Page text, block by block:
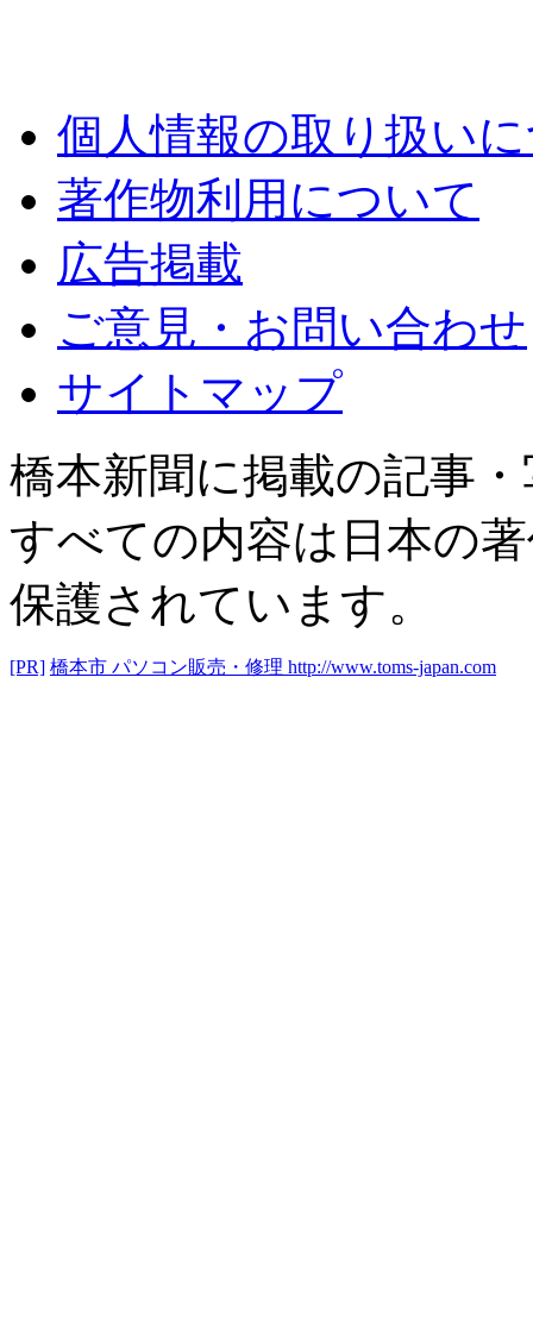
個人情報の取り扱い
著作物利用について
広告掲載
ご意見・お問い合わせ
サイトマップ
橋本新聞に掲載の記事
すべての内容は日本の
保護されています。
[PR] 橋本市 パソコン販売・修理 http://www.toms-japan.com